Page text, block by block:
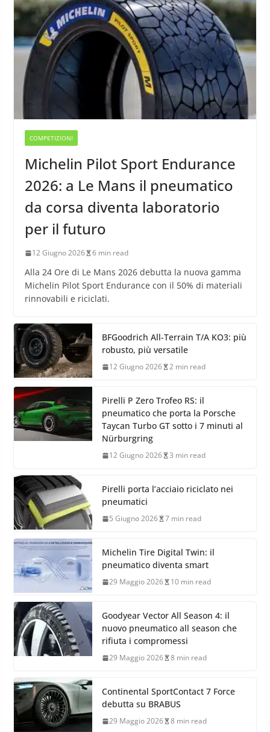
COMPETIZIONI
Michelin Pilot Sport Endurance
2026: a Le Mans il pneumatico
da corsa diventa laboratorio
per il futuro
12 Giugno 2026 6 min read
Alla 24 Ore di Le Mans 2026 debutta la nuova gamma
Michelin Pilot Sport Endurance con il 50% di materiali
rinnovabili e riciclati.
BFGoodrich All-Terrain T/A KO3: più
robusto, più versatile
12 Giugno 2026 2 min read
Pirelli P Zero Trofeo RS: il
pneumatico che porta la Porsche
Taycan Turbo GT sotto i 7 minuti al
Nürburgring
12 Giugno 2026 3 min read
Pirelli porta l’acciaio riciclato nei
pneumatici
5 Giugno 2026 7 min read
Michelin Tire Digital Twin: il
pneumatico diventa smart
29 Maggio 2026 10 min read
Goodyear Vector All Season 4: il
nuovo pneumatico all season che
rifiuta i compromessi
29 Maggio 2026 8 min read
Continental SportContact 7 Force
debutta su BRABUS
29 Maggio 2026 8 min read